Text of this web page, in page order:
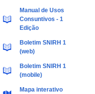
Manual de Usos
Consuntivos - 1
Edição
Boletim SNIRH 1
(web)
Boletim SNIRH 1
(mobile)
Mapa interativo